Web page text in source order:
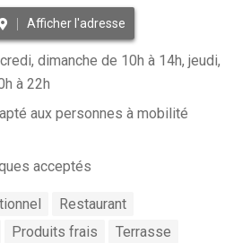
Afficher l'adresse
dimanche de 10h à 14h, jeudi,
à 22h
aux personnes à mobilité
acceptés
Restaurant
Produits frais
Terrasse